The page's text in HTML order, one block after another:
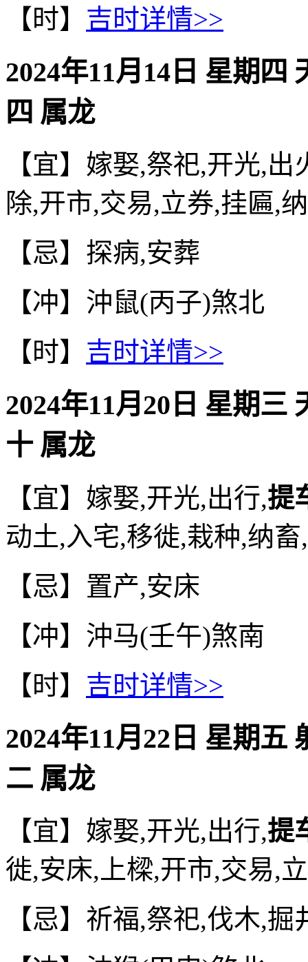
【时】 吉时详情>>
2024年11月14日 星期四
四 属龙
【宜】嫁娶,祭祀,开光,出
除,开市,交易,立券,挂匾,
【忌】探病,安葬
【冲】沖鼠(丙子)煞北
【时】 吉时详情>>
2024年11月20日 星期三
十 属龙
【宜】嫁娶,开光,出行,提
动土,入宅,移徙,栽种,纳
【忌】置产,安床
【冲】沖马(壬午)煞南
【时】 吉时详情>>
2024年11月22日 星期五
二 属龙
【宜】嫁娶,开光,出行,提
徙,安床,上樑,开市,交易,
【忌】祈福,祭祀,伐木,掘